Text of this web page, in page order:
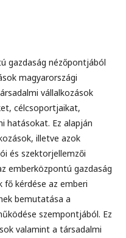
gazdaság nézőpontjából
magyarországi
vállalkozások
célcsoportjaikat,
hatásokat. Ez alapján
illetve azok
és szektorjellemzői
emberközpontú gazdaság
fő kérdése az emberi
bemutatása a
szempontjából. Ez
valamint a társadalmi